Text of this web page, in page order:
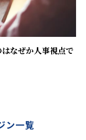
ぜか――人事視点で
ン一覧